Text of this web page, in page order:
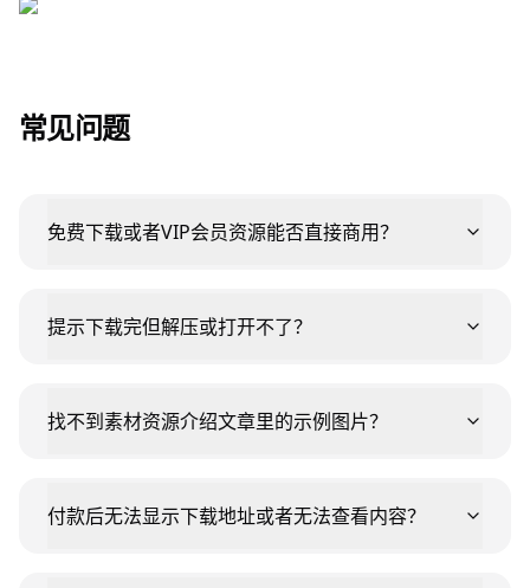
常见问题
免费下载或者VIP会员资源能否直接商用？
提示下载完但解压或打开不了？
找不到素材资源介绍文章里的示例图片？
付款后无法显示下载地址或者无法查看内容？